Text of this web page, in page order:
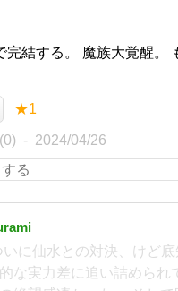
完結する。 魔族大覚醒。
★1
2024/04/26
いに仙水との対決、けど
な実力差に追い詰められ